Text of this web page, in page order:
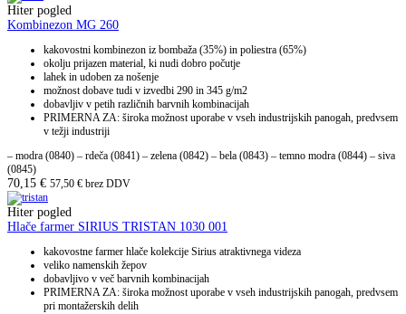
Hiter pogled
Kombinezon MG 260
kakovostni kombinezon iz bombaža (35%) in poliestra (65%)
okolju prijazen material, ki nudi dobro počutje
lahek in udoben za nošenje
možnost dobave tudi v izvedbi 290 in 345 g/m2
dobavljiv v petih različnih barvnih kombinacijah
PRIMERNA ZA: široka možnost uporabe v vseh industrijskih panogah, predvsem
v težji industriji
– modra (0840) – rdeča (0841) – zelena (0842) – bela (0843) – temno modra (0844) – siva
(0845)
70,15 € 57,50 € brez DDV
Hiter pogled
Hlače farmer SIRIUS TRISTAN 1030 001
kakovostne farmer hlače kolekcije Sirius atraktivnega videza
veliko namenskih žepov
dobavljivo v več barvnih kombinacijah
PRIMERNA ZA: široka možnost uporabe v vseh industrijskih panogah, predvsem
pri montažerskih delih